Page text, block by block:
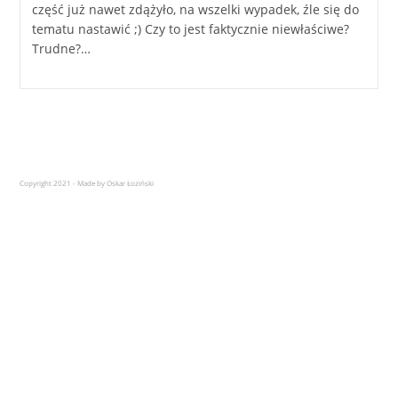
część już nawet zdążyło, na wszelki wypadek, źle się do
tematu nastawić ;) Czy to jest faktycznie niewłaściwe?
Trudne?…
Copyright 2021 - Made by Oskar Łoziński